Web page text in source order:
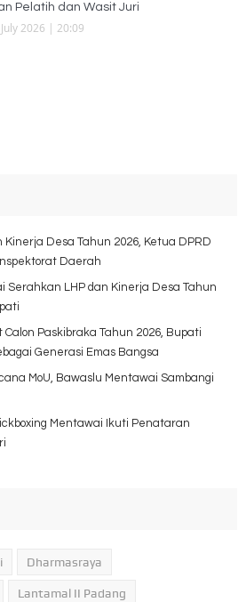
Pelatih dan Wasit Juri
2026 | 20:09
Kinerja Desa Tahun 2026, Ketua DPRD
Daerah
Serahkan LHP dan Kinerja Desa Tahun
Paskibraka Tahun 2026, Bupati
Generasi Emas Bangsa
MoU, Bawaslu Mentawai Sambangi
Mentawai Ikuti Penataran
Dharmasraya
Lantamal II Padang